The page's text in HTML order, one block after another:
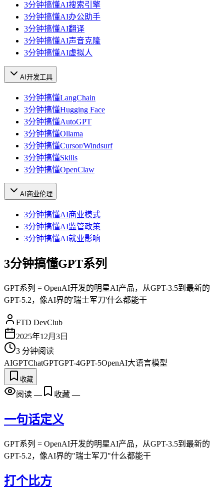
3分钟搞懂AI搜索引擎
3分钟搞懂AI办公助手
3分钟搞懂AI翻译
3分钟搞懂AI声音克隆
3分钟搞懂AI虚拟人
AI开发工具
3分钟搞懂LangChain
3分钟搞懂Hugging Face
3分钟搞懂AutoGPT
3分钟搞懂Ollama
3分钟搞懂Cursor/Windsurf
3分钟搞懂Skills
3分钟搞懂OpenClaw
AI商业伦理
3分钟搞懂AI商业模式
3分钟搞懂AI监管政策
3分钟搞懂AI就业影响
3分钟搞懂GPT系列
GPT系列 = OpenAI开发的明星AI产品，从GPT-3.5到最新的
GPT-5.2，像AI界的'瑞士军刀'什么都能干
FTD DevClub
2025年12月3日
3 分钟阅读
AIGPTChatGPTGPT-4GPT-5OpenAI大语言模型
收藏
阅读 — 收藏 —
一句话定义
GPT系列 = OpenAI开发的明星AI产品，从GPT-3.5到最新的
GPT-5.2，像AI界的"瑞士军刀"什么都能干
打个比方